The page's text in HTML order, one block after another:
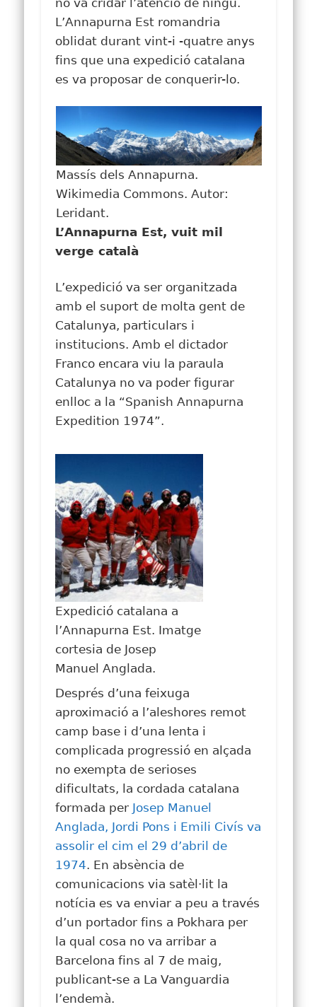
no va cridar l’atenció de ningú.
L’Annapurna Est romandria
oblidat durant vint-i -quatre anys
fins que una expedició catalana
es va proposar de conquerir-lo.
Massís dels Annapurna.
Wikimedia Commons. Autor:
Leridant.
L’Annapurna Est, vuit mil
verge català
L’expedició va ser organitzada
amb el suport de molta gent de
Catalunya, particulars i
institucions. Amb el dictador
Franco encara viu la paraula
Catalunya no va poder figurar
enlloc a la “Spanish Annapurna
Expedition 1974”.
Expedició catalana a
l’Annapurna Est. Imatge
cortesia de Josep
Manuel Anglada.
Després d’una feixuga
aproximació a l’aleshores remot
camp base i d’una lenta i
complicada progressió en alçada
no exempta de serioses
dificultats, la cordada catalana
formada per Josep Manuel
Anglada, Jordi Pons i Emili Civís va
assolir el cim el 29 d’abril de
1974. En absència de
comunicacions via satèl·lit la
notícia es va enviar a peu a través
d’un portador fins a Pokhara per
la qual cosa no va arribar a
Barcelona fins al 7 de maig,
publicant-se a La Vanguardia
l’endemà.